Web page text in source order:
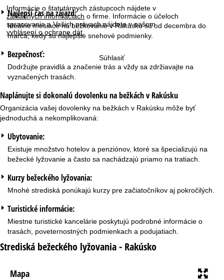
Informácie o štatutárnych zástupcoch nájdete v
základných informáciách o firme. Informácie o účeloch
spracovania a Vašich právach nájdete v našom
vyhlásení o ochrane dát
Súhlasiť
Najlepší čas na zájazd:
Ideálne mesiace na bežkovanie v Rakúsku sú od decembra do
marca, kedy sú najlepšie snehové podmienky.
Bezpečnosť:
Dodržujte pravidlá a značenie trás a vždy sa zdržiavajte na
vyznačených trasách.
Naplánujte si dokonalú dovolenku na bežkách v Rakúsku
Organizácia vašej dovolenky na bežkách v Rakúsku môže byť
jednoduchá a nekomplikovaná:
Ubytovanie:
Existuje množstvo hotelov a penziónov, ktoré sa špecializujú na
bežecké lyžovanie a často sa nachádzajú priamo na tratiach.
Kurzy bežeckého lyžovania:
Mnohé strediská ponúkajú kurzy pre začiatočníkov aj pokročilých.
Turistické informácie:
Miestne turistické kancelárie poskytujú podrobné informácie o
trasách, poveternostných podmienkach a podujatiach.
Strediská bežeckého lyžovania - Rakúsko
Mapa